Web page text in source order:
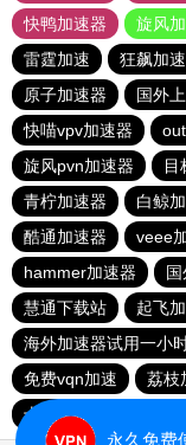
快鸭加速器
旋风
雷霆加速
狂飙加
原子加速器
国外
快喵vpv加速器
旋风pvn加速器
目
青柠加速器
白鲸
酷通加速器
veee
hammer加速器
慧通下载站
起飞
海外加速器试用一小
免费vqn加速
荔枝
十大免费加速神器
永久免费